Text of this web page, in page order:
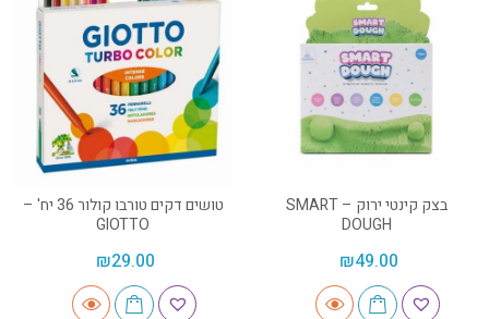
בצק קינטי ירוק – SMART
DOUGH
₪49.00
טושים דקים טורבו קולור 36 יח' –
GIOTTO
₪29.00